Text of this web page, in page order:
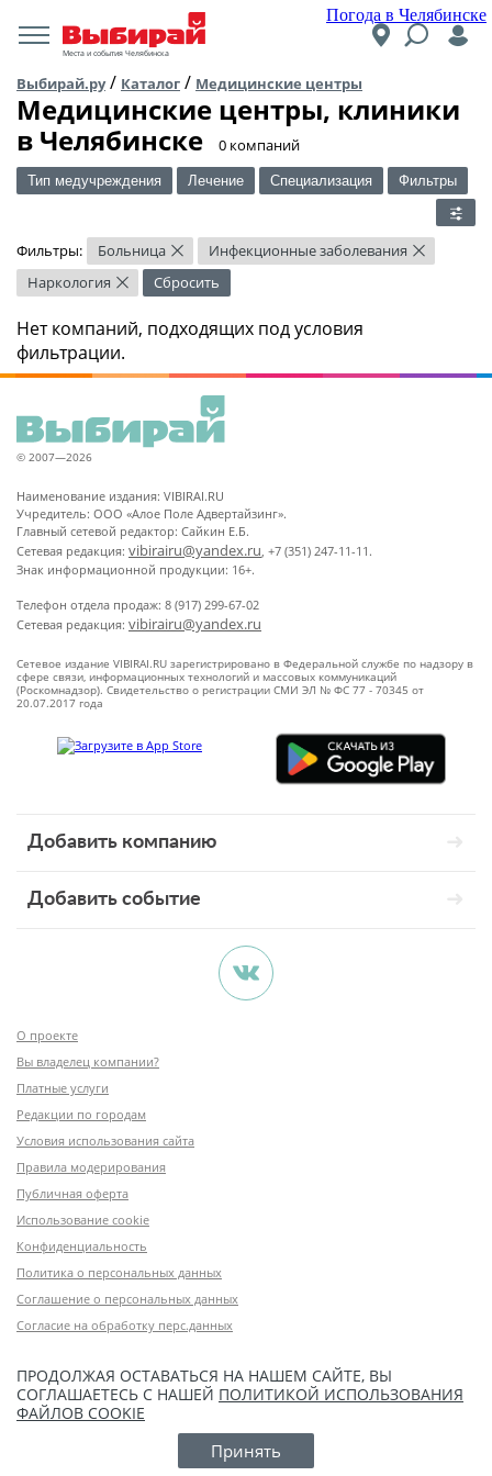
Погода в Челябинске
Места и события Челябинска
Выбирай.ру/ Каталог / Медицинские центры
Медицинские центры, клиники
в Челябинске
​0 компаний
Тип медучреждения Лечение Специализация Фильтры
Фильтры: Больница × Инфекционные заболевания ×
Наркология × Сбросить
Нет компаний, подходящих под условия
фильтрации.
© 2007—2026
Наименование издания: VIBIRAI.RU
Учредитель: ООО «Алое Поле Адвертайзинг».
Главный сетевой редактор: Сайкин Е.Б.
Сетевая редакция: vibirairu@yandex.ru, +7 (351) 247-11-11.
Знак информационной продукции: 16+.
Телефон отдела продаж: 8 (917) 299-67-02
Сетевая редакция: vibirairu@yandex.ru
Сетевое издание VIBIRAI.RU зарегистрировано в Федеральной службе по надзору в
сфере связи, информационных технологий и массовых коммуникаций
(Роскомнадзор). Свидетельство о регистрации СМИ ЭЛ № ФС 77 - 70345 от
20.07.2017 года
Добавить компанию
Добавить событие
О проекте
Вы владелец компании?
Платные услуги
Редакции по городам
Условия использования сайта
Правила модерирования
Публичная оферта
Использование cookie
Конфиденциальность
Политика о персональных данных
Соглашение о персональных данных
Согласие на обработку перс.данных
ПРОДОЛЖАЯ ОСТАВАТЬСЯ НА НАШЕМ САЙТЕ, ВЫ
СОГЛАШАЕТЕСЬ С НАШЕЙ ПОЛИТИКОЙ ИСПОЛЬЗОВАНИЯ
ФАЙЛОВ COOKIE
Принять